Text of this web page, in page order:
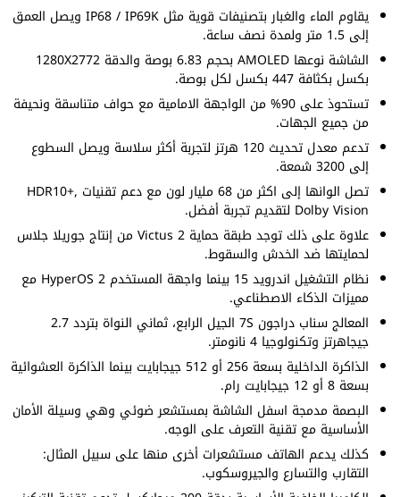
يقاوم الماء والغبار بتصنيفات قوية مثل IP68 / IP69K ويصل العمق
إلى 1.5 متر ولمدة نصف ساعة.
الشاشة نوعها AMOLED بحجم 6.83 بوصة والدقة 1280X2772
بكسل بكثافة 447 بكسل لكل بوصة.
تستحوذ على 90% من الواجهة الامامية مع حواف متناسقة ونحيفة
من جميع الجهات.
تدعم معدل تحديث 120 هرتز لتجربة أكثر سلاسة ويصل السطوع
إلى 3200 شمعة.
تصل الوانها إلى اكثر من 68 مليار لون مع دعم تقنيات HDR10+,
Dolby Vision لتقديم تجربة أفضل.
علاوة على ذلك توجد طبقة حماية Victus 2 من إنتاج جوريلا جلاس
لحمايتها ضد الخدش والسقوط.
نظام التشغيل اندرويد 15 بينما واجهة المستخدم HyperOS 2 مع
مميزات الذكاء الاصطناعي.
المعالج سناب دراجون 7S الجيل الرابع، ثماني النواة بتردد 2.7
جيجاهرتز وتكنولوجيا 4 نانومتر.
الذاكرة الداخلية بسعة 256 أو 512 جيجابايت بينما الذاكرة العشوائية
بسعة 8 أو 12 جيجابايت رام.
البصمة مدمجة اسفل الشاشة بمستشعر ضوئي وهي وسيلة الأمان
الأساسية مع تقنية التعرف على الوجه.
كذلك يدعم الهاتف مستشعرات أخرى منها على سبيل المثال:
التقارب والتسارع والجيروسكوب.